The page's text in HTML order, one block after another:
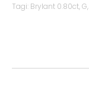
Tagi: Brylant 0.80ct,G,